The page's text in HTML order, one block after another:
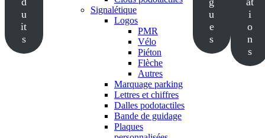
u
it
s
Signalétique
Logos
PMR
Vélo
Piéton
Flèche
Autres
Marquage parking
Lettres et chiffres
Dalles podotactiles
Bande de guidage
Plaques
u
e
s
i
o
n
s